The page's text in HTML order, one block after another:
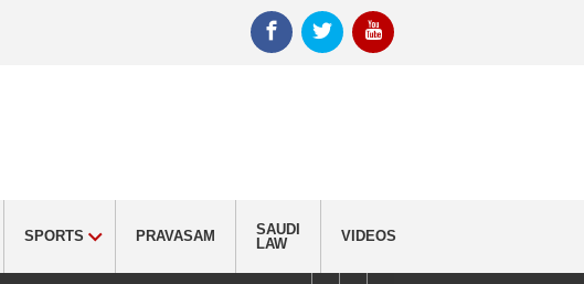
SPORTS PRAVASAM
SAUDI
LAW
VIDEOS